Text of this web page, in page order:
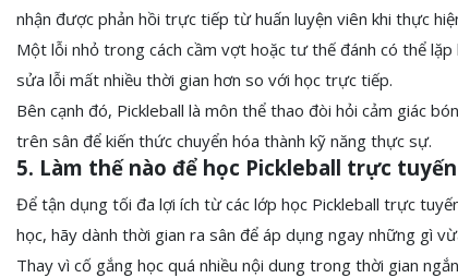
nhận được phản hồi trực tiếp từ huấn luyện viên khi thực
Một lỗi nhỏ trong cách cầm vợt hoặc tư thế đánh có thể
sửa lỗi mất nhiều thời gian hơn so với học trực tiếp.
Bên cạnh đó, Pickleball là môn thể thao đòi hỏi cảm giác
trên sân để kiến thức chuyển hóa thành kỹ năng thực sự.
5. Làm thế nào để học Pickleball trực
Để tận dụng tối đa lợi ích từ các lớp học Pickleball trực
học, hãy dành thời gian ra sân để áp dụng ngay những gì
Thay vì cố gắng học quá nhiều nội dung trong thời gian